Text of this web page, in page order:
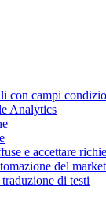
con campi
Analytics
e accettare
del
di testi